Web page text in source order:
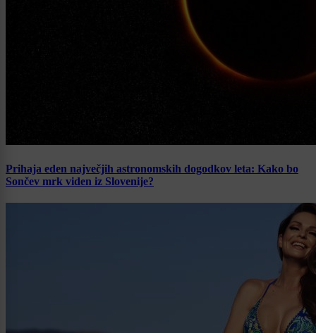
Prihaja eden največjih astronomskih dogodkov leta: Kako bo
Sončev mrk viden iz Slovenije?